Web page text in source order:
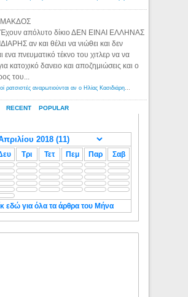
RECENT POPULAR
ΜΑΚΔΟΣ
Έχουν απόλυτο δίκιο ΔΕΝ ΕΙΝΑΙ ΕΛΛΗΝΑΣ
αν και θέλει να νιώθει και δεν
ενα πνευματικό τέκνο του χιτλερ να να
κατοχικό δανειο και αποζημιώσεις και ο
του...
Αμερικανοί ρατσιστές αναρωτιούνται αν ο Ηλίας Κασιδιάρης ανήκει στη λευκή φυλή... - Λόγιος Ερμής
Τρι Τετ Πεμ Παρ Σαβ
εδώ για όλα τα άρθρα του Μήνα